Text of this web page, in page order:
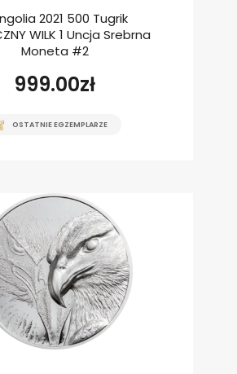
2021 500 Tugrik
WILK 1 Uncja Srebrna
Moneta #2
999.00zł
OSTATNIE EGZEMPLARZE